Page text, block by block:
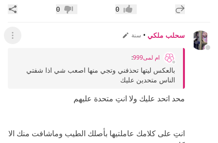
إضافة رد جديد إعجاب0 عدم إعجاب
0
سحلب ملكي • سنة عرض
ام لمى999 :
بالعكس ليتها تحذفني وتجي منها اصعب شي اذا شفتي
الناس متحدين عليك
محد اتحد عليك ولا انتِ متحدة عليهم
انتِ على كلامك عاملتيها بأصلك الطيب وماشافت منك الا